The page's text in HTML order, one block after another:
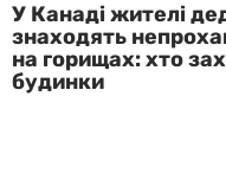
У Канаді жителі
знаходять
на горищах: хто
будинки